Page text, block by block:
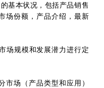
基本状况，包括产品销售
场份额，产品介绍，最新
场规模和发展潜力进行定
市场（产品类型和应用）